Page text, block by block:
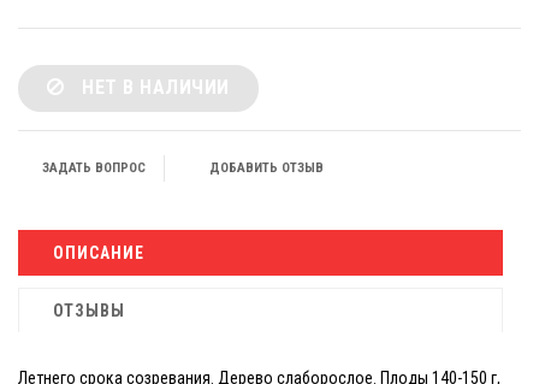
НЕТ В НАЛИЧИИ
ЗАДАТЬ ВОПРОС ДОБАВИТЬ ОТЗЫВ
ОПИСАНИЕ
ОТЗЫВЫ
Летнего срока созревания. Дерево слаборослое. Плоды 140-150 г,